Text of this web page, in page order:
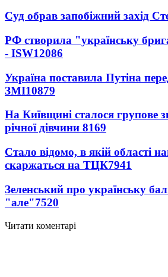
Суд обрав запобіжний захід
РФ створила "українську
- ISW12086
Україна поставила Путіна
ЗМІ10879
На Київщині сталося групове
річної дівчини 8169
Стало відомо, в якій області
скаржаться на ТЦК7941
Зеленський про українську
"але"7520
Читати коментарі